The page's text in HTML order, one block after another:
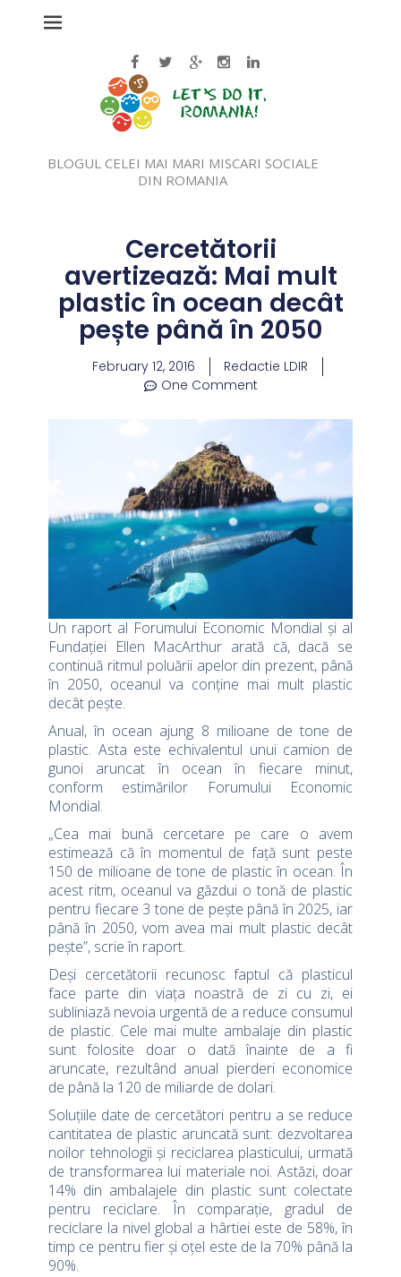
BLOGUL CELEI MAI MARI MISCARI SOCIALE
DIN ROMANIA
Cercetătorii
avertizează: Mai mult
plastic în ocean decât
pește până în 2050
February 12, 2016
Redactie LDIR
One Comment
Un raport al Forumului Economic Mondial și al
Fundației Ellen MacArthur arată că, dacă se
continuă ritmul poluării apelor din prezent, până
în 2050, oceanul va conține mai mult plastic
decât pește.
Anual, în ocean ajung 8 milioane de tone de
plastic. Asta este echivalentul unui camion de
gunoi aruncat în ocean în fiecare minut,
conform estimărilor Forumului Economic
Mondial.
„Cea mai bună cercetare pe care o avem
estimează că în momentul de față sunt peste
150 de milioane de tone de plastic în ocean. În
acest ritm, oceanul va găzdui o tonă de plastic
pentru fiecare 3 tone de pește până în 2025, iar
până în 2050, vom avea mai mult plastic decât
pește”, scrie în raport.
Deși cercetătorii recunosc faptul că plasticul
face parte din viața noastră de zi cu zi, ei
subliniază nevoia urgentă de a reduce consumul
de plastic. Cele mai multe ambalaje din plastic
sunt folosite doar o dată înainte de a fi
aruncate, rezultând anual pierderi economice
de până la 120 de miliarde de dolari.
Soluțiile date de cercetători pentru a se reduce
cantitatea de plastic aruncată sunt: dezvoltarea
noilor tehnologii și reciclarea plasticului, urmată
de transformarea lui materiale noi. Astăzi, doar
14% din ambalajele din plastic sunt colectate
pentru reciclare. În comparație, gradul de
reciclare la nivel global a hârtiei este de 58%, în
timp ce pentru fier și oțel este de la 70% până la
90%.